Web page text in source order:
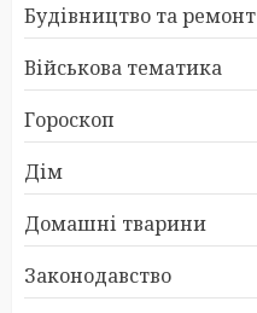
Будівництво та ремонт
Військова тематика
Гороскоп
Дім
Домашні тварини
Законодавство